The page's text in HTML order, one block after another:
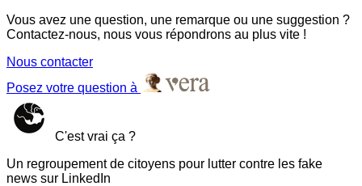
Vous avez une question, une remarque ou une suggestion ?
Contactez-nous, nous vous répondrons au plus vite !
Nous contacter
Posez votre question à
C'est vrai ça ?
Un regroupement de citoyens pour lutter contre les fake
news sur LinkedIn